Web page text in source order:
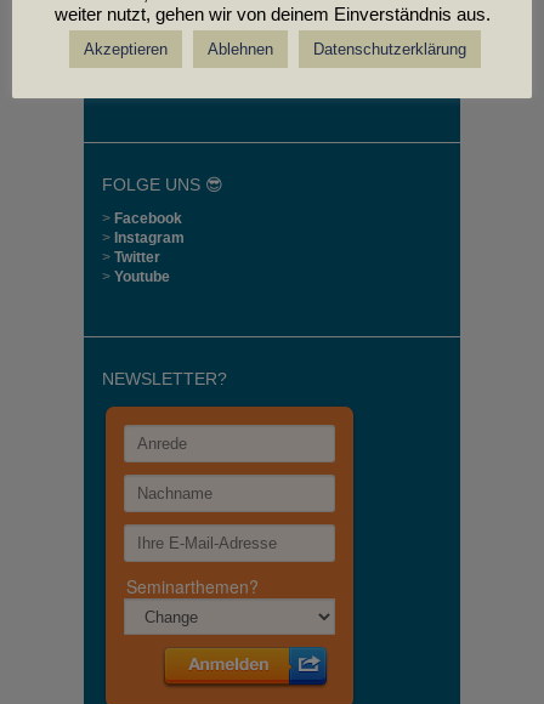
FOLGE UNS 😎
> Facebook
> Instagram
> Twitter
> Youtube
NEWSLETTER?
weiter nutzt, gehen wir von deinem Einverständnis aus.
Akzeptieren Ablehnen Datenschutzerklärung